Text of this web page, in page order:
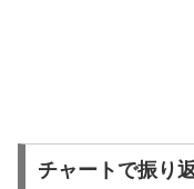
チャートで振り